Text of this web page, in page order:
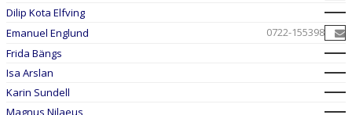
Dilip Kota Elfving
Emanuel Englund
0722-155398
Frida Bängs
Isa Arslan
Karin Sundell
Magnus Nilaeus